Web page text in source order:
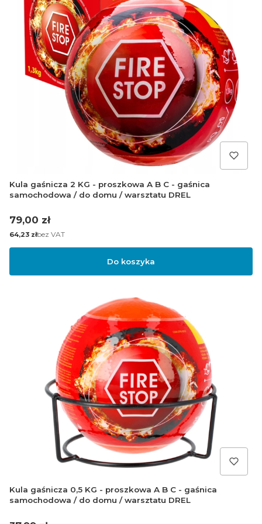
Kula gaśnicza 2 KG - proszkowa A B C - gaśnica
samochodowa / do domu / warsztatu DREL
Cena
79,00 zł
Cena
64,23 złbez VAT
Do koszyka
Kula gaśnicza 0,5 KG - proszkowa A B C - gaśnica
samochodowa / do domu / warsztatu DREL